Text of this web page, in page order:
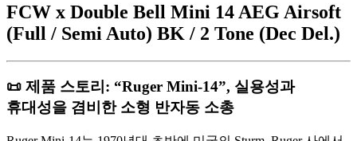
FCW x Double Bell Mini 14 AEG Airsoft
(Full / Semi Auto) BK / 2 Tone (Dec Del.)
📜 제품 스토리: “Ruger Mini-14”, 실용성과
휴대성을 겸비한 소형 반자동 소총